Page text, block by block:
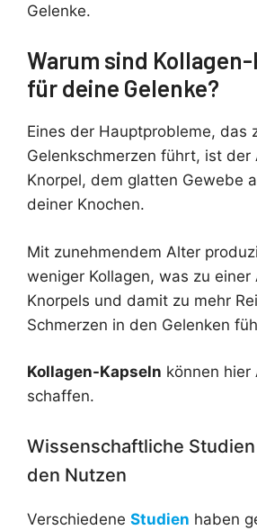
Gelenke.
Warum sind
für deine Gelenke?
Eines der Hauptprobleme, das
Gelenkschmerzen führt, ist der
Knorpel, dem glatten Gewebe
deiner Knochen.
Mit zunehmendem Alter
weniger Kollagen, was zu einer
Knorpels und damit zu mehr
Schmerzen in den Gelenken
Kollagen-Kapseln können hier
schaffen.
Wissenschaftliche
den Nutzen
Verschiedene Studien haben